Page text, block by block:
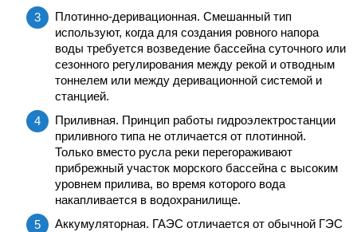
Плотинно-деривационная. Смешанный тип
используют, когда для создания ровного напора
воды требуется возведение бассейна суточного или
сезонного регулирования между рекой и отводным
тоннелем или между деривационной системой и
станцией.
Приливная. Принцип работы гидроэлектростанции
приливного типа не отличается от плотинной.
Только вместо русла реки перегораживают
прибрежный участок морского бассейна с высоким
уровнем прилива, во время которого вода
накапливается в водохранилище.
Аккумуляторная. ГАЭС отличается от обычной ГЭС